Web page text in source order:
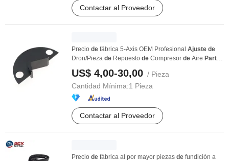
Contactar al Proveedor
Precio de fábrica 5-Axis OEM Profesional Ajuste de
Dron/Pieza de Repuesto de Compresor de Aire Parte
US$ 4,00-30,00 / Pieza
Cantidad Mínima:1 Pieza
Contactar al Proveedor
Precio de fábrica al por mayor piezas de fundición a